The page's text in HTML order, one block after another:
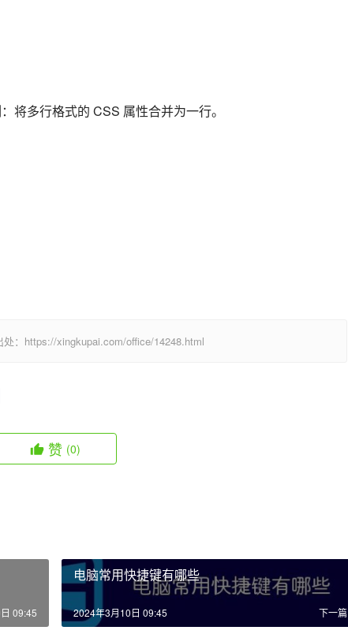
将多行格式的 CSS 属性合并为一行。
：https://xingkupai.com/office/14248.html
赞 (0)
09:45
电脑常用快捷键有哪些
下一篇
2024年3月10日 09:45